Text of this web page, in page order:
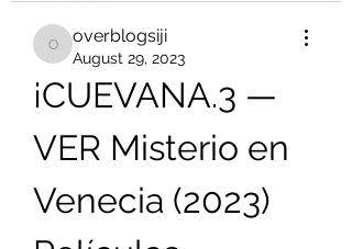
overblogsiji
overblogsiji
August 29, 2023
¡CUEVANA.3 —
VER Misterio en
Venecia (2023)